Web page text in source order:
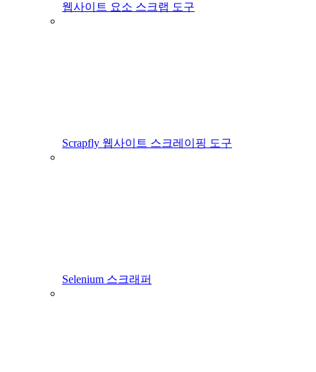
웹사이트 요소 스크랩 도구
Scrapfly 웹사이트 스크레이핑 도구
Selenium 스크래퍼